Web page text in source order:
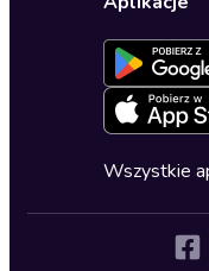
Dla młodzieżyFormularz
Deklaracja
Oferta dla
Dołącz do
Blog
Zapowiedzi
Cykle
Wszystkie